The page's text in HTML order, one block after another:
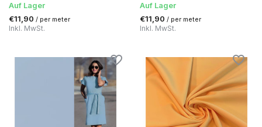
Auf Lager
€11,90 / per meter
Inkl. MwSt.
Auf Lager
€11,90 / per meter
Inkl. MwSt.